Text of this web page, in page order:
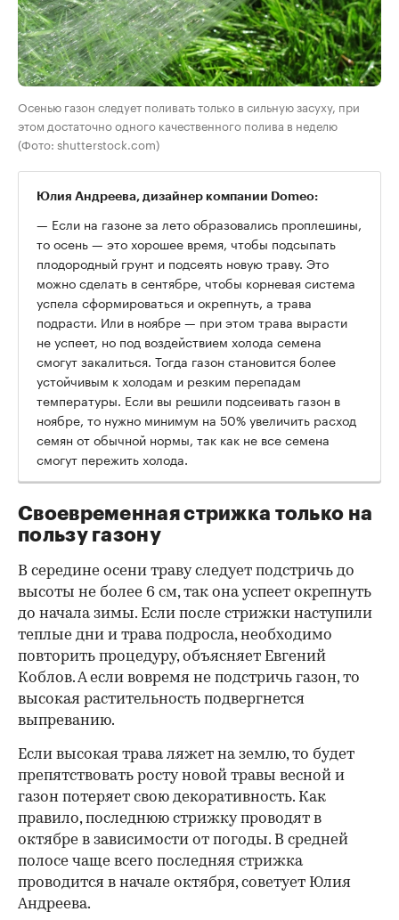
Осенью газон следует поливать только в сильную засуху, при
этом достаточно одного качественного полива в неделю
(Фото: shutterstock.com)
Юлия Андреева, дизайнер компании Domeo:
— Если на газоне за лето образовались проплешины,
то осень — это хорошее время, чтобы подсыпать
плодородный грунт и подсеять новую траву. Это
можно сделать в сентябре, чтобы корневая система
успела сформироваться и окрепнуть, а трава
подрасти. Или в ноябре — при этом трава вырасти
не успеет, но под воздействием холода семена
смогут закалиться. Тогда газон становится более
устойчивым к холодам и резким перепадам
температуры. Если вы решили подсеивать газон в
ноябре, то нужно минимум на 50% увеличить расход
семян от обычной нормы, так как не все семена
смогут пережить холода.
Своевременная стрижка только на
пользу газону
В середине осени траву следует подстричь до
высоты не более 6 см, так она успеет окрепнуть
до начала зимы. Если после стрижки наступили
теплые дни и трава подросла, необходимо
повторить процедуру, объясняет Евгений
Коблов. А если вовремя не подстричь газон, то
высокая растительность подвергнется
выпреванию.
Если высокая трава ляжет на землю, то будет
препятствовать росту новой травы весной и
газон потеряет свою декоративность. Как
правило, последнюю стрижку проводят в
октябре в зависимости от погоды. В средней
полосе чаще всего последняя стрижка
проводится в начале октября, советует Юлия
Андреева.